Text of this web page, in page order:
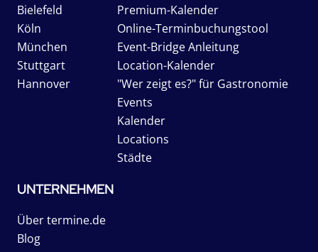
Bielefeld
Köln
München
Stuttgart
Hannover
Premium-Kalender
Online-Terminbuchungstool
Event-Bridge Anleitung
Location-Kalender
"Wer zeigt es?" für Gastronomie
Events
Kalender
Locations
Städte
UNTERNEHMEN
Über termine.de
Blog